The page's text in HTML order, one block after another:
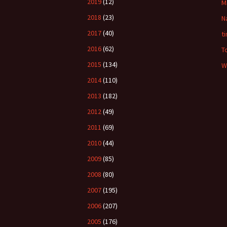
2018 (23)
2017(40)
2016(62)
2015 (134)
2014(110)
2013 (182)
2012(49)
2011 (69)
2010(44)
2009(85)
2008 (80)
2007(195)
2006(207)
2005 (176)